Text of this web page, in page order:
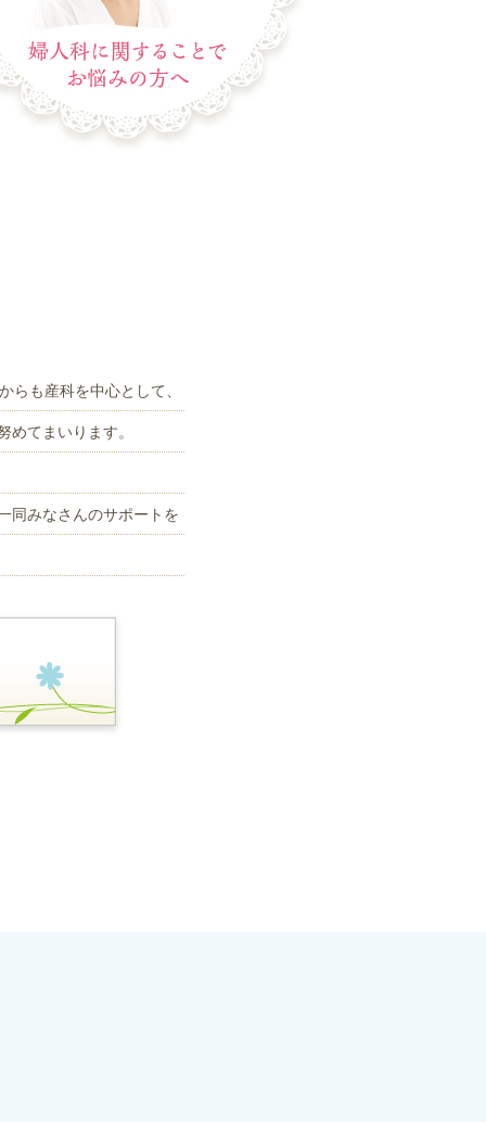
らも産科を中心として、
てまいります。
同みなさんのサポートを